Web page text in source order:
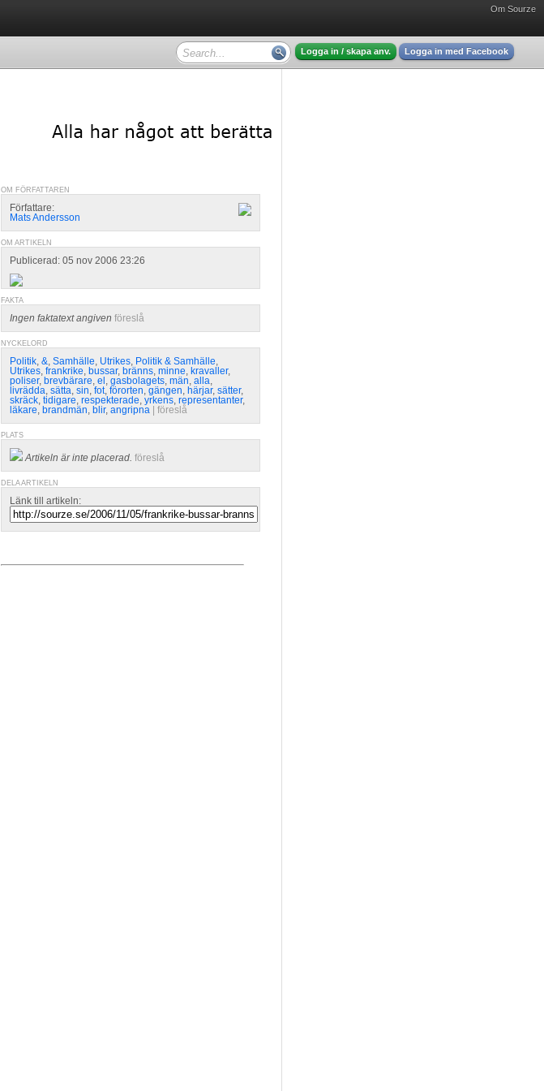
Om Sourze
Logga in / skapa anv. Logga in med Facebook
OM FÖRFATTAREN
Författare:
Mats Andersson
OM ARTIKELN
Publicerad: 05 nov 2006 23:26
FAKTA
Ingen faktatext angiven föreslå
NYCKELORD
Politik, &, Samhälle, Utrikes, Politik & Samhälle,
Utrikes, frankrike, bussar, bränns, minne, kravaller,
poliser, brevbärare, el , gasbolagets, män, alla,
livrädda, sätta, sin, fot, förorten, gängen, härjar, sätter,
skräck, tidigare, respekterade, yrkens, representanter,
läkare, brandmän, blir, angripna föreslå
PLATS
Artikeln är inte placerad. föreslå
DELA ARTIKELN
Länk till artikeln: